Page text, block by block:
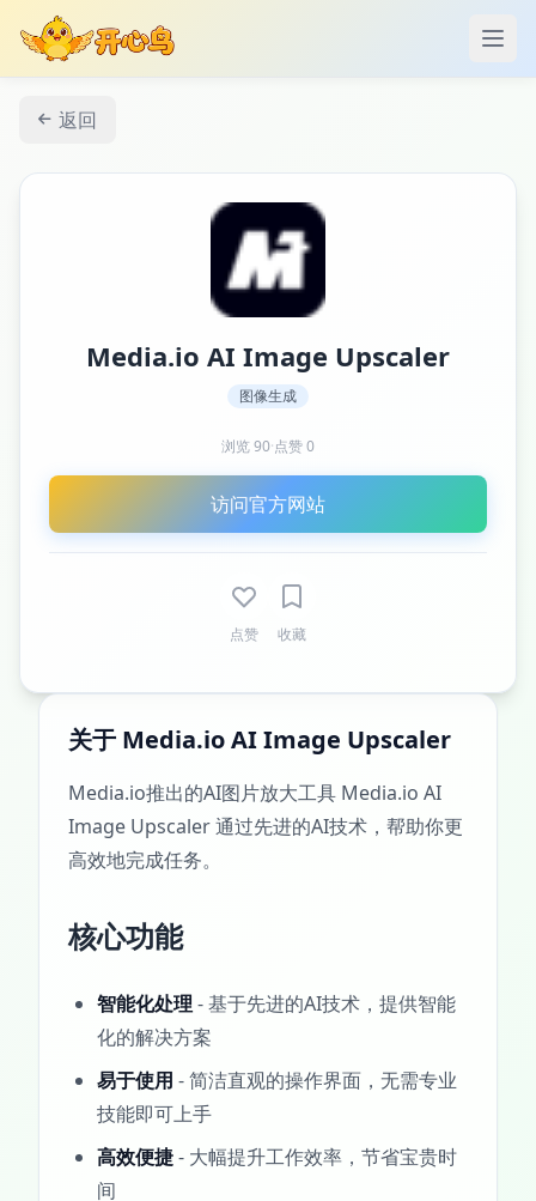
打开
返回
Media.io AI Image Upscaler
图像生成
浏览90·点赞0
访问官方网站
点赞 收藏
关于 Media.io AI Image Upscaler
Media.io推出的AI图片放大工具 Media.io AI
Image Upscaler 通过先进的AI技术，帮助你更
高效地完成任务。
核心功能
智能化处理 - 基于先进的AI技术，提供智能
化的解决方案
易于使用 - 简洁直观的操作界面，无需专业
技能即可上手
高效便捷- 大幅提升工作效率，节省宝贵时
间